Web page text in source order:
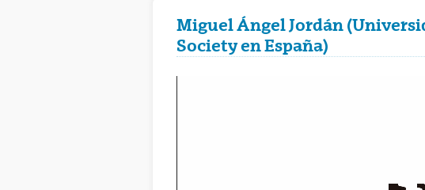
Miguel Ángel Jordán
Society en España)